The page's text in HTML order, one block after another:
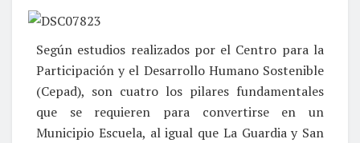
Según estudios realizados por el Centro para la
Participación y el Desarrollo Humano Sostenible
(Cepad), son cuatro los pilares fundamentales
que se requieren para convertirse en un
Municipio Escuela, al igual que La Guardia y San